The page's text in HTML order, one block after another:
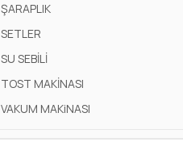
ŞARAPLIK
SETLER
SU SEBİLİ
TOST MAKİNASI
VAKUM MAKiNASI